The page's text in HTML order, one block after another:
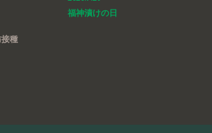
種
福神漬けの日